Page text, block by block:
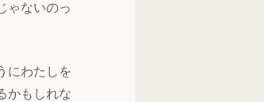
ゃないのっ
にわたしを
かもしれな